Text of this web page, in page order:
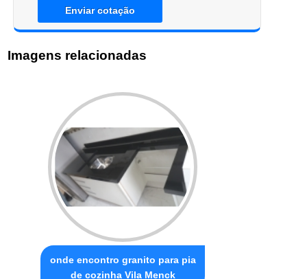
Enviar cotação
Imagens relacionadas
onde encontro granito para pia
de cozinha Vila Menck